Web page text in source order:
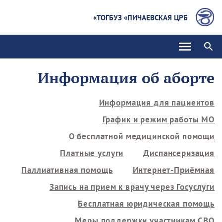
ТОГБУЗ «ПИЧАЕВСКАЯ ЦРБ»
Информация об аборте
Информация для пациентов
График и режим работы МО
О бесплатной медицинской помощи
Диспансеризация
Платные услуги
Интернет-Приёмная
Паллиативная помощь
Запись на прием к врачу через Госуслуги
Бесплатная юридическая помощь